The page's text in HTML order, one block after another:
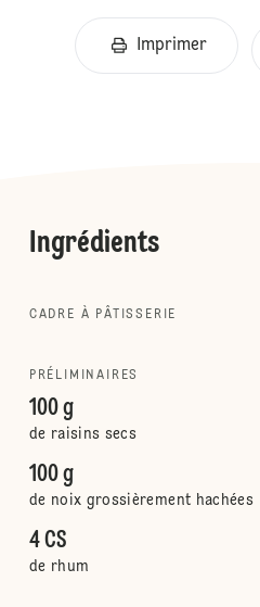
Imprimer
Ingrédients
CADRE À PÂTISSERIE
PRÉLIMINAIRES
100 g
de raisins secs
100 g
de noix grossièrement hachées
4 CS
de rhum